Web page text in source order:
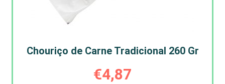
Chouriço de Carne Tradicional 260 Gr
€4,87